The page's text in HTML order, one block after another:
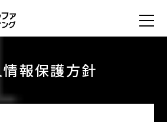
報保護方針